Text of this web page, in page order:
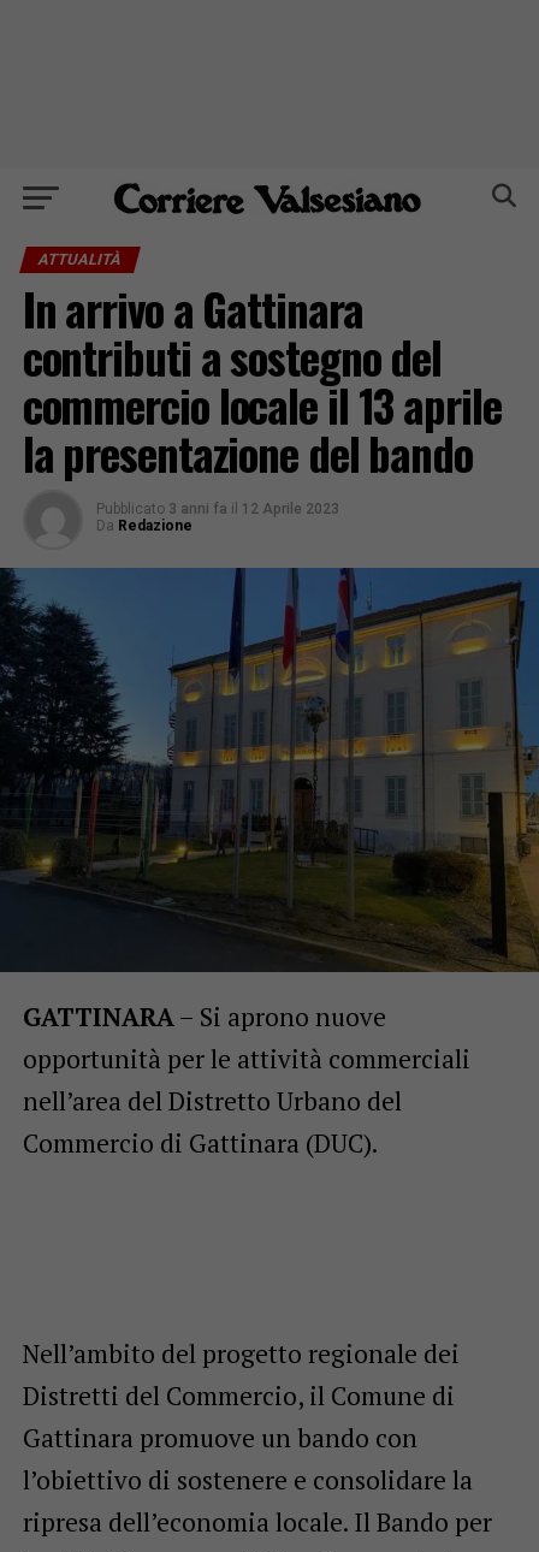
ATTUALITÀ
In arrivo a Gattinara
contributi a sostegno del
commercio locale il 13 aprile
la presentazione del bando
Pubblicato 3 anni fa il 12 Aprile 2023
Da Redazione
GATTINARA– Si aprono nuove
opportunità per le attività commerciali
nell’area del Distretto Urbano del
Commercio di Gattinara (DUC).
Nell’ambito del progetto regionale dei
Distretti del Commercio, il Comune di
Gattinara promuove un bando con
l’obiettivo di sostenere e consolidare la
ripresa dell’economia locale. Il Bando per